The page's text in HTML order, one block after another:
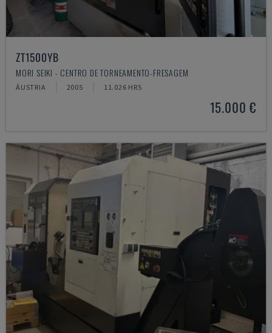
ZT1500YB
MORI SEIKI - CENTRO DE TORNEAMENTO-FRESAGEM
ÁUSTRIA 2005 11.026 HRS
15.000 €